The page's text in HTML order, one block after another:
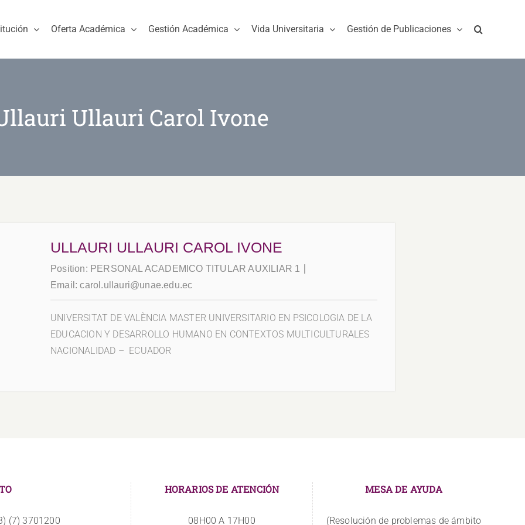
Oferta Académica Gestión Académica Vida Universitaria Gestión de Publicaciones
Ullauri Carol Ivone
ULLAURI ULLAURI CAROL IVONE
Position: PERSONAL ACADEMICO TITULAR AUXILIAR 1
Email:carol.ullauri@unae.edu.ec
UNIVERSITAT DE VALÈNCIA MASTER UNIVERSITARIO EN PSICOLOGIA DE LA
EDUCACION Y DESARROLLO HUMANO EN CONTEXTOS MULTICULTURALES
NACIONALIDAD – ECUADOR
(7) 3701200
HORARIOS DE ATENCIÓN
08H00 A 17H00
MESA DE AYUDA
(Resolución de problemas de ámbito